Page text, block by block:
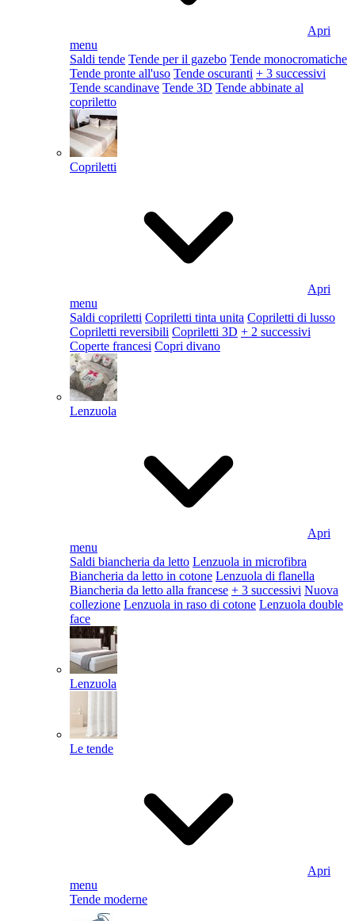
Apri
menu
Saldi tende Tende per il gazebo Tende monocromatiche
Tende pronte all'uso Tende oscuranti + 3 successivi
Tende scandinave Tende 3D Tende abbinate al
copriletto
Copriletti
Apri
menu
Saldi copriletti Copriletti tinta unita Copriletti di lusso
Copriletti reversibili Copriletti 3D + 2 successivi
Coperte francesi Copri divano
Lenzuola
Apri
menu
Saldi biancheria da letto Lenzuola in microfibra
Biancheria da letto in cotone Lenzuola di flanella
Biancheria da letto alla francese + 3 successivi Nuova
collezione Lenzuola in raso di cotone Lenzuola double
face
Lenzuola
Le tende
Apri
menu
Tende moderne